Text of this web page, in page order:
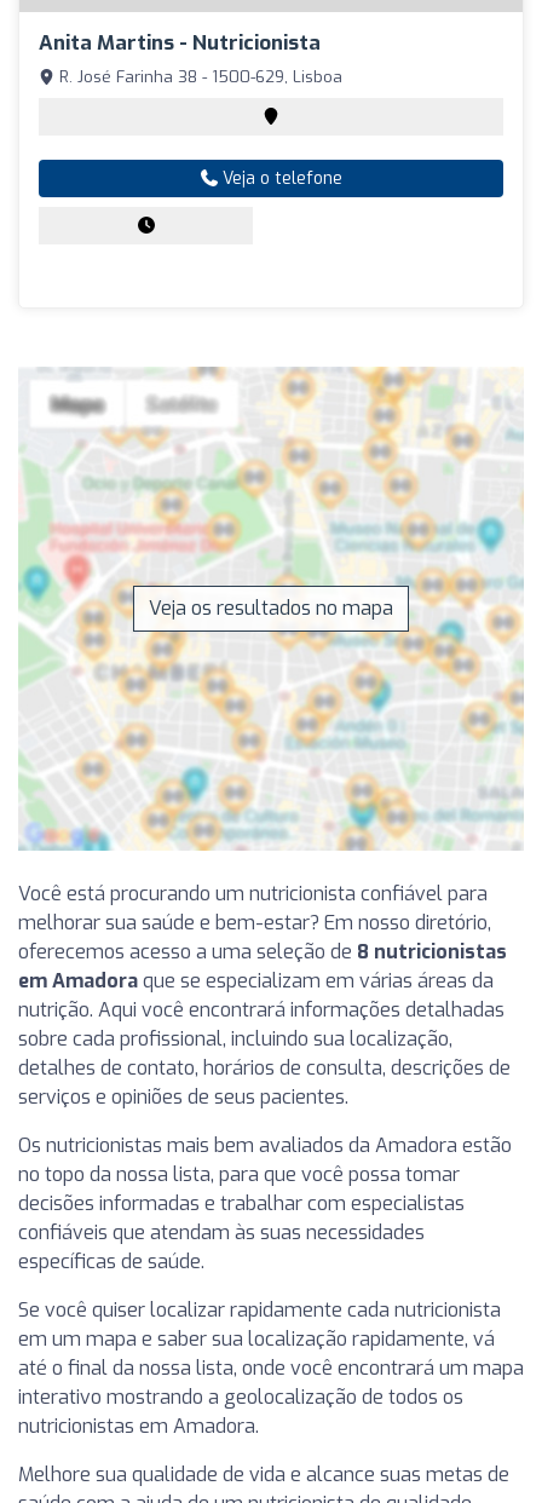
Anita Martins - Nutricionista
R. José Farinha 38 - 1500-629, Lisboa
Veja o telefone
Veja os resultados no mapa
Você está procurando um nutricionista confiável para
melhorar sua saúde e bem-estar? Em nosso diretório,
oferecemos acesso a uma seleção de 8 nutricionistas
em Amadoraque se especializam em várias áreas da
nutrição. Aqui você encontrará informações detalhadas
sobre cada profissional, incluindo sua localização,
detalhes de contato, horários de consulta, descrições de
serviços e opiniões de seus pacientes.
Os nutricionistas mais bem avaliados da Amadora estão
no topo da nossa lista, para que você possa tomar
decisões informadas e trabalhar com especialistas
confiáveis que atendam às suas necessidades
específicas de saúde.
Se você quiser localizar rapidamente cada nutricionista
em um mapa e saber sua localização rapidamente, vá
até o final da nossa lista, onde você encontrará um mapa
interativo mostrando a geolocalização de todos os
nutricionistas em Amadora.
Melhore sua qualidade de vida e alcance suas metas de